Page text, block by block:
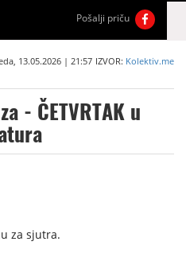
Pošalji priču
13.05.2026 | 21:57 IZVOR: Kolektiv.me
- ČETVRTAK u
za sjutra.